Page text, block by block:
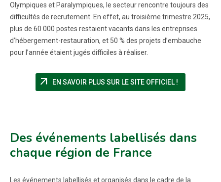
Olympiques et Paralympiques, le secteur rencontre toujours des
difficultés de recrutement. En effet, au troisième trimestre 2025,
plus de 60 000 postes restaient vacants dans les entreprises
d’hébergement-restauration, et 50 % des projets d’embauche
pour l’année étaient jugés difficiles à réaliser.
arrow_outward EN SAVOIR PLUS SUR LE SITE OFFICIEL !
Des événements labellisés dans
chaque région de France
Les événements labellisés et organisés dans le cadre de la